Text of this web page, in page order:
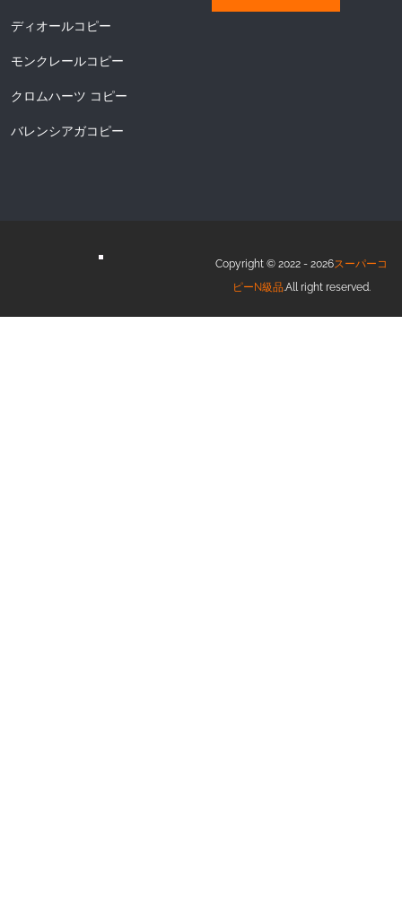
ディオールコピー
モンクレールコピー
クロムハーツ コピー
バレンシアガコピー
Copyright © 2022 - 2026スーパーコ
ピーN級品.All right reserved.